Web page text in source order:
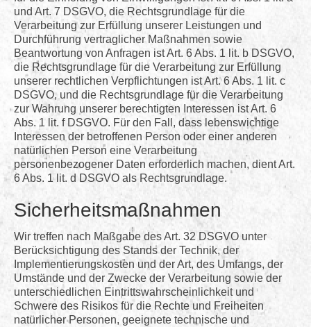
und Art. 7 DSGVO, die Rechtsgrundlage für die
Verarbeitung zur Erfüllung unserer Leistungen und
Durchführung vertraglicher Maßnahmen sowie
Beantwortung von Anfragen ist Art. 6 Abs. 1 lit. b DSGVO,
die Rechtsgrundlage für die Verarbeitung zur Erfüllung
unserer rechtlichen Verpflichtungen ist Art. 6 Abs. 1 lit. c
DSGVO, und die Rechtsgrundlage für die Verarbeitung
zur Wahrung unserer berechtigten Interessen ist Art. 6
Abs. 1 lit. f DSGVO. Für den Fall, dass lebenswichtige
Interessen der betroffenen Person oder einer anderen
natürlichen Person eine Verarbeitung
personenbezogener Daten erforderlich machen, dient Art.
6 Abs. 1 lit. d DSGVO als Rechtsgrundlage.
Sicherheitsmaßnahmen
Wir treffen nach Maßgabe des Art. 32 DSGVO unter
Berücksichtigung des Stands der Technik, der
Implementierungskosten und der Art, des Umfangs, der
Umstände und der Zwecke der Verarbeitung sowie der
unterschiedlichen Eintrittswahrscheinlichkeit und
Schwere des Risikos für die Rechte und Freiheiten
natürlicher Personen, geeignete technische und